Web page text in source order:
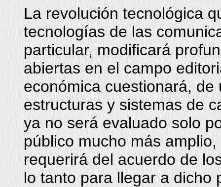
La revolución tecnológica
tecnologías de las
particular, modificará
abiertas en el campo
económica cuestionará,
estructuras y sistemas de
ya no será evaluado solo
público mucho más
requerirá del acuerdo de
lo tanto para llegar a dicho